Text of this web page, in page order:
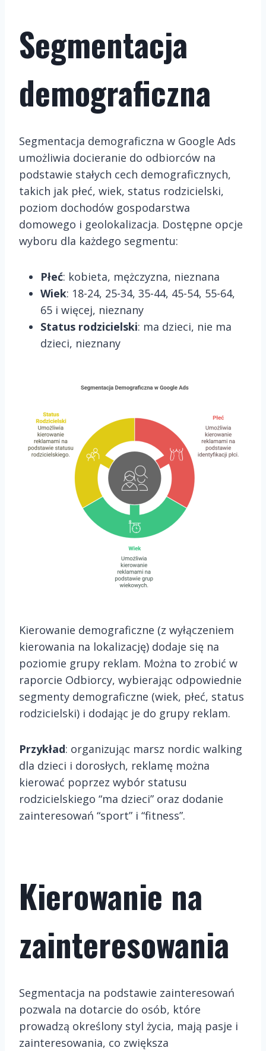
Segmentacja
demograficzna
Segmentacja demograficzna w Google Ads
umożliwia docieranie do odbiorców na
podstawie stałych cech demograficznych,
takich jak płeć, wiek, status rodzicielski,
poziom dochodów gospodarstwa
domowego i geolokalizacja. Dostępne opcje
wyboru dla każdego segmentu:
Płeć: kobieta, mężczyzna, nieznana
Wiek: 18-24, 25-34, 35-44, 45-54, 55-64,
65 i więcej, nieznany
Status rodzicielski: ma dzieci, nie ma
dzieci, nieznany
Kierowanie demograficzne (z wyłączeniem
kierowania na lokalizację) dodaje się na
poziomie grupy reklam. Można to zrobić w
raporcie Odbiorcy, wybierając odpowiednie
segmenty demograficzne (wiek, płeć, status
rodzicielski) i dodając je do grupy reklam.
Przykład: organizując marsz nordic walking
dla dzieci i dorosłych, reklamę można
kierować poprzez wybór statusu
rodzicielskiego “ma dzieci” oraz dodanie
zainteresowań “sport” i “fitness”.
Kierowanie na
zainteresowania
Segmentacja na podstawie zainteresowań
pozwala na dotarcie do osób, które
prowadzą określony styl życia, mają pasje i
zainteresowania, co zwiększa